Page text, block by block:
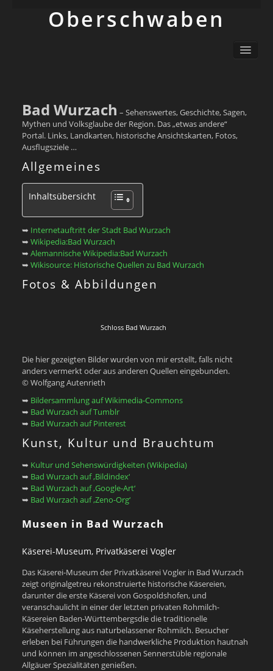
Ober­schwaben
Schwäbisch
Info
Bad Wurzach – Sehenswertes, Geschichte, Sagen,
Mythen und Volksglaube der Region. Das „etwas andere“
Portal. Links, Landkarten, historische Ansichtskarten, Fotos,
Ausflugsziele …
Allgemeines
Inhaltsübersicht
➥ Internetauftritt der Stadt Bad Wurzach
➥ Wikipedia:Bad Wurzach
➥ Alemannische Wikipedia:Bad Wurzach
➥ Wikisource: Historische Quellen zu Bad Wurzach
Fotos & Abbildungen
Schloss Bad Wurzach
Die hier gezeigten Bilder wurden von mir erstellt, falls nicht
anders vermerkt oder aus anderen Quellen eingebunden.
© Wolfgang Autenrieth
➥ Bildersammlung auf Wikimedia-Commons
➥ Bad Wurzach auf Tumblr
➥ Bad Wurzach auf Pinterest
Kunst, Kultur und Brauchtum
➥ Kultur und Sehenswürdigkeiten (Wikipedia)
➥ Bad Wurzach auf ‚Bildindex‘
➥ Bad Wurzach auf ‚Google-Art‘
➥ Bad Wurzach auf ‚Zeno-Org‘
Museen in Bad Wurzach
Käserei-Museum, Privatkäserei Vogler
Das Käserei-Museum der Privatkäserei Vogler in Bad Wurzach
zeigt originalgetreu rekonstruierte historische Käsereien,
darunter die erste Käserei von Gospoldshofen, und
veranschaulicht in einer der letzten privaten Rohmilch-
Käsereien Baden-Württembergsdie die traditionelle
Käseherstellung aus naturbelassener Rohmilch. Besucher
erleben bei Führungen die handwerkliche Produktion hautnah
und können im angeschlossenen Sennerstüble regionale
Allgäuer Spezialitäten genießen.